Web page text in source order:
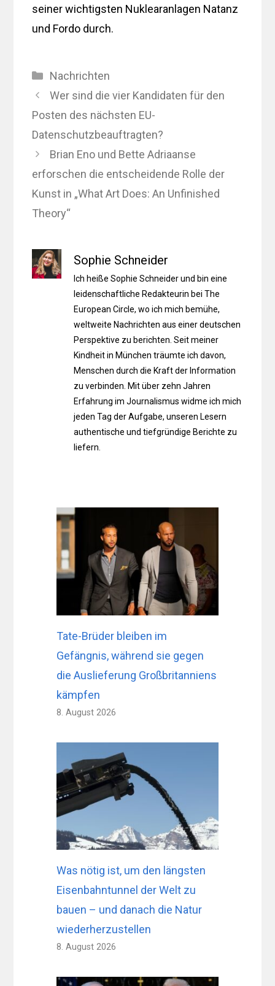
seiner wichtigsten Nuklearanlagen Natanz
und Fordo durch.
Kategorien
Nachrichten
Wer sind die vier Kandidaten für den
Posten des nächsten EU-
Datenschutzbeauftragten?
Brian Eno und Bette Adriaanse
erforschen die entscheidende Rolle der
Kunst in „What Art Does: An Unfinished
Theory“
Sophie Schneider
Ich heiße Sophie Schneider und bin eine
leidenschaftliche Redakteurin bei The
European Circle, wo ich mich bemühe,
weltweite Nachrichten aus einer deutschen
Perspektive zu berichten. Seit meiner
Kindheit in München träumte ich davon,
Menschen durch die Kraft der Information
zu verbinden. Mit über zehn Jahren
Erfahrung im Journalismus widme ich mich
jeden Tag der Aufgabe, unseren Lesern
authentische und tiefgründige Berichte zu
liefern.
Tate-Brüder bleiben im
Gefängnis, während sie gegen
die Auslieferung Großbritanniens
kämpfen
8. August 2026
Was nötig ist, um den längsten
Eisenbahntunnel der Welt zu
bauen – und danach die Natur
wiederherzustellen
8. August 2026